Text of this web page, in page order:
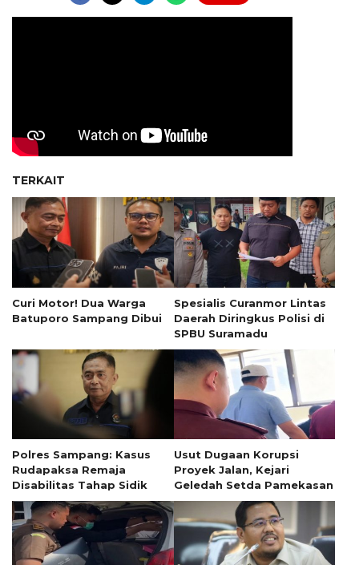
TERKAIT
Curi Motor! Dua Warga
Batuporo Sampang Dibui
Spesialis Curanmor Lintas
Daerah Diringkus Polisi di
SPBU Suramadu
Polres Sampang: Kasus
Rudapaksa Remaja
Disabilitas Tahap Sidik
Usut Dugaan Korupsi
Proyek Jalan, Kejari
Geledah Setda Pamekasan